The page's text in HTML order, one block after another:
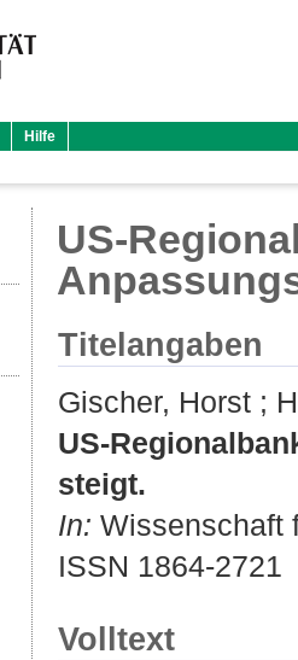
Hilfe
US-
Titelangaben
Gischer, Horst ;
US-
steigt.
In: Wissenschaft
ISSN 1864-2721
Volltext